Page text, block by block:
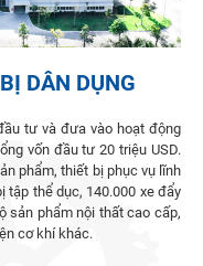
DÂN DỤNG
tư và đưa vào hoạt động
vốn đầu tư 20 triệu USD.
phẩm, thiết bị phục vụ lĩnh
tập thể dục, 140.000 xe đẩy
sản phẩm nội thất cao cấp,
cơ khí khác.